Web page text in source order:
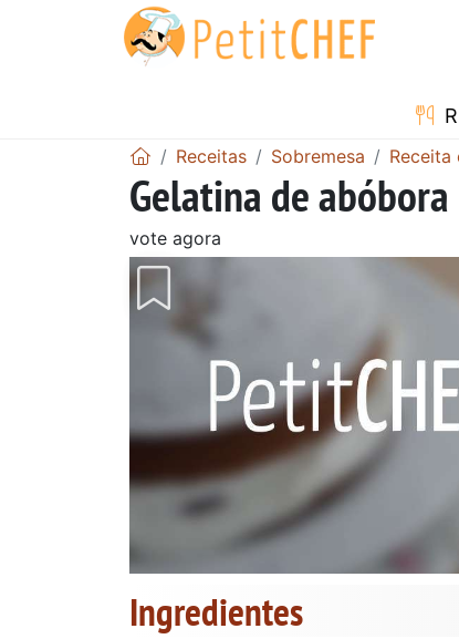
Receitas Sobremesa Receita
Gelatina de abóbora
vote agora
Ingredientes